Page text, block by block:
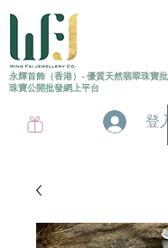
永輝首飾（香港）- 優質天然翡翠珠寶
珠寶公開批發網上平台
登入